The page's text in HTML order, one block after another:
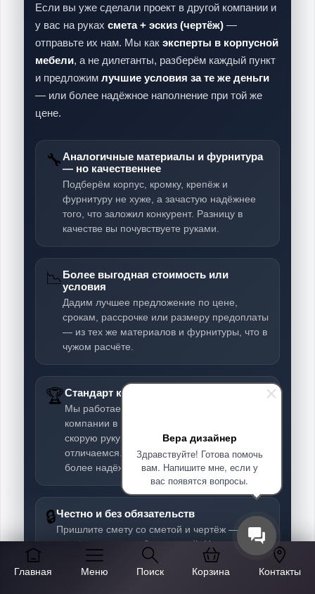
Вера дизайнер
Здравствуйте! Готова помочь
вам. Напишите мне, если у
вас появятся вопросы.
Главная Меню Поиск Корзина Контакты
Если вы уже сделали проект в другой компании и
у вас на руках смета + эскиз (чертёж) —
отправьте их нам. Мы как эксперты в корпусной
мебели, а не дилетанты, разберём каждый пункт
и предложим лучшие условия за те же деньги
— или более надёжное наполнение при той же
цене.
🔧Аналогичные материалы и фурнитура
— но качественнее
Подберём корпус, кромку, крепёж и
фурнитуру не хуже, а зачастую надёжнее
того, что заложил конкурент. Разницу в
качестве вы почувствуете руками.
📉Более выгодная стоимость или
условия
Дадим лучшее предложение по цене,
срокам, рассрочке или размеру предоплаты
— из тех же материалов и фурнитуры, что в
чужом расчёте.
🏆Стандарт качества, а не «как-нибудь»
Мы работаем на высоком уровне. Многие
компании в Москве делают мебель «на
скорую руку» — именно этим мы и
отличаемся. За те же деньги вы получите
более надёжное изделие.
🔒Честно и без обязательств
Пришлите смету со сметой и чертёж —
расчёт-сравнение бесплатный. Никаких
навязываний: вы просто увидите, где можно
сделать лучше.